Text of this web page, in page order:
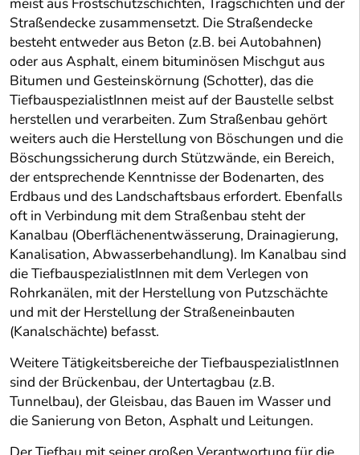
meist aus Frostschutzschichten, Tragschichten und der
Straßendecke zusammensetzt. Die Straßendecke
besteht entweder aus Beton (z.B. bei Autobahnen)
oder aus Asphalt, einem bituminösen Mischgut aus
Bitumen und Gesteinskörnung (Schotter), das die
TiefbauspezialistInnen meist auf der Baustelle selbst
herstellen und verarbeiten. Zum Straßenbau gehört
weiters auch die Herstellung von Böschungen und die
Böschungssicherung durch Stützwände, ein Bereich,
der entsprechende Kenntnisse der Bodenarten, des
Erdbaus und des Landschaftsbaus erfordert. Ebenfalls
oft in Verbindung mit dem Straßenbau steht der
Kanalbau (Oberflächenentwässerung, Drainagierung,
Kanalisation, Abwasserbehandlung). Im Kanalbau sind
die TiefbauspezialistInnen mit dem Verlegen von
Rohrkanälen, mit der Herstellung von Putzschächte
und mit der Herstellung der Straßeneinbauten
(Kanalschächte) befasst.
Weitere Tätigkeitsbereiche der TiefbauspezialistInnen
sind der Brückenbau, der Untertagbau (z.B.
Tunnelbau), der Gleisbau, das Bauen im Wasser und
die Sanierung von Beton, Asphalt und Leitungen.